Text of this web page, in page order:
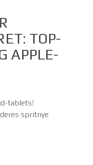
TOP-
APPLE-
tablets!
spritnye